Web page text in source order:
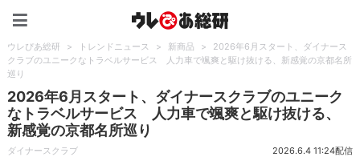
ウレぴあ総研 > トレンドニュース > 新商品 >
2026年6月スタート、ダイナース
クラブのユニークなトラベルサービス 人力車で颯爽と駆け抜ける、新感覚の京都名所
巡り
2026年6月スタート、ダイナースクラブのユニーク
なトラベルサービス 人力車で颯爽と駆け抜ける、
新感覚の京都名所巡り
ダイナースクラブ 2026.6.4 11:24配信